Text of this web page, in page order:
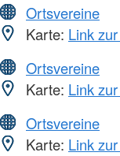
Ortsvereine
Karte: Link
Ortsvereine
Karte: Link
Ortsvereine
Karte: Link